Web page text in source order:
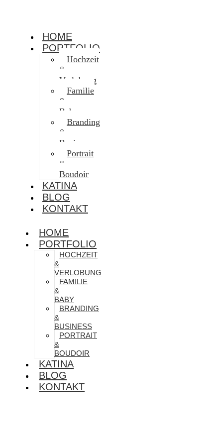
HOME
PORTFOLIO
Hochzeit
&
Verlobung
Familie
&
Baby
Branding
&
Business
Portrait
&
Boudoir
KATINA
BLOG
KONTAKT
HOME
PORTFOLIO
HOCHZEIT
&
VERLOBUNG
FAMILIE
&
BABY
BRANDING
&
BUSINESS
PORTRAIT
&
BOUDOIR
KATINA
BLOG
KONTAKT